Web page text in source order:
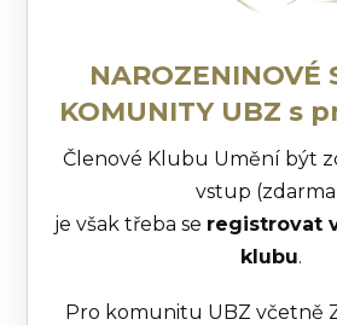
NAROZENINOVÉ
KOMUNITY UBZ s
Členové Klubu Umění být
vstup
je však třeba se registrovat
klubu.
Pro komunitu UBZ včetně